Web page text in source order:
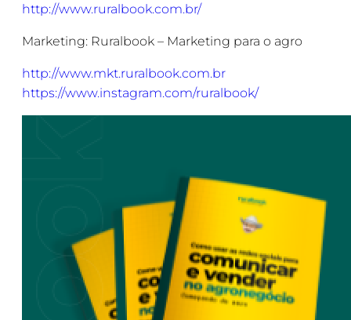
http://www.ruralbook.com.br/
Marketing: Ruralbook – Marketing para o agro
http://www.mkt.ruralbook.com.br
https://www.instagram.com/ruralbook/